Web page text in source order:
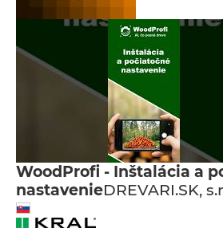
WoodProfi - Inštalácia a
nastavenieDREVARI.SK,